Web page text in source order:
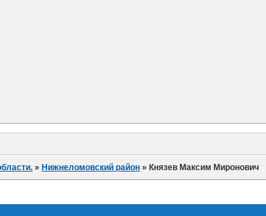
» Нижнеломовский район » Князев Максим Миронович